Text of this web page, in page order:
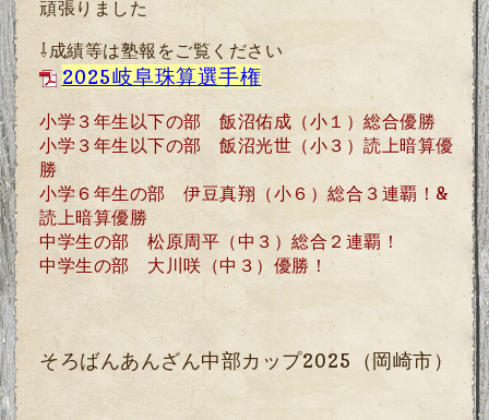
頑張りました
⇩成績等は塾報をご覧ください
2025岐阜珠算選手権
小学３年生以下の部 飯沼佑成（小１）総合優勝
小学３年生以下の部 飯沼光世（小３）読上暗算優
勝
小学６年生の部 伊豆真翔（小６）総合３連覇！&
読上暗算優勝
中学生の部 松原周平（中３）総合２連覇！
中学生の部 大川咲（中３）優勝！
そろばんあんざん中部カップ2025（岡崎市）